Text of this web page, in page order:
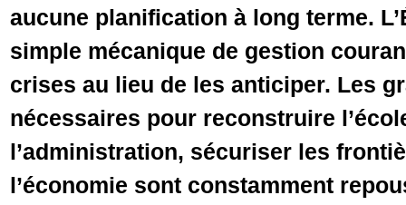
aucune planification à long terme.
simple mécanique de gestion
crises au lieu de les anticiper. Les
nécessaires pour reconstruire
l’administration, sécuriser les
l’économie sont constamment